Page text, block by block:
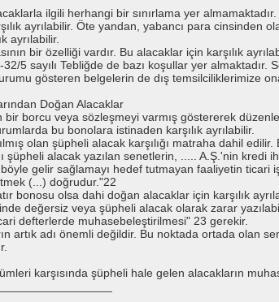
ilgili herhangi bir sınırlama yer
ayrılabilir. Öte yandan, yabancı para cinsinden
ayrılabilir.
bir özelliği vardır. Bu alacaklar için karşılık
5 sayılı Tebliğde de bazı koşullar yer
gösteren belgelerin de dış temsilciliklerimize
Doğan Alacaklar
borcu veya sözleşmeyi varmış göstererek
bu bonolara istinaden karşılık ayrılabilir.
olan şüpheli alacak karşılığı matraha dahil
alacak yazılan senetlerin, ..... A.Ş.'nin kredi
gelir sağlamayı hedef tutmayan faaliyetin ticari
(...) doğrudur."22
bonosu olsa dahi doğan alacaklar için karşılık
değersiz veya şüpheli alacak olarak zarar
defterlerde muhasebeleştirilmesi" 23 gerekir.
artık adı önemli değildir. Bu noktada ortada olan
karşısında şüpheli hale gelen alacakların